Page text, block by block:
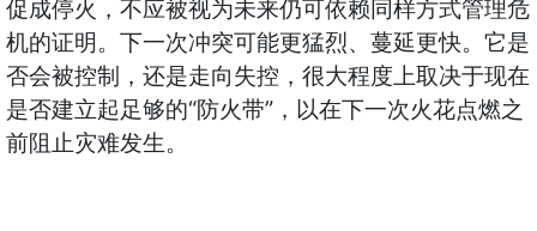
促成停火，不应被视为未来仍可依赖同样方式管理危
机的证明。下一次冲突可能更猛烈、蔓延更快。它是
否会被控制，还是走向失控，很大程度上取决于现在
是否建立起足够的“防火带”，以在下一次火花点燃之
前阻止灾难发生。